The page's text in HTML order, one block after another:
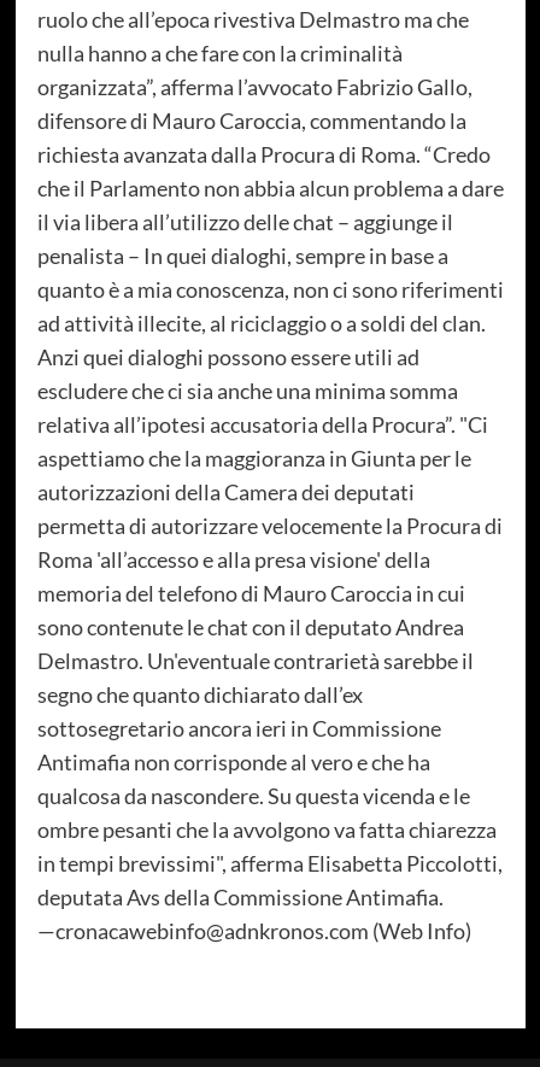
ruolo che all’epoca rivestiva Delmastro ma che
nulla hanno a che fare con la criminalità
organizzata”, afferma l’avvocato Fabrizio Gallo,
difensore di Mauro Caroccia, commentando la
richiesta avanzata dalla Procura di Roma. “Credo
che il Parlamento non abbia alcun problema a dare
il via libera all’utilizzo delle chat – aggiunge il
penalista – In quei dialoghi, sempre in base a
quanto è a mia conoscenza, non ci sono riferimenti
ad attività illecite, al riciclaggio o a soldi del clan.
Anzi quei dialoghi possono essere utili ad
escludere che ci sia anche una minima somma
relativa all’ipotesi accusatoria della Procura”. "Ci
aspettiamo che la maggioranza in Giunta per le
autorizzazioni della Camera dei deputati
permetta di autorizzare velocemente la Procura di
Roma 'all’accesso e alla presa visione' della
memoria del telefono di Mauro Caroccia in cui
sono contenute le chat con il deputato Andrea
Delmastro. Un'eventuale contrarietà sarebbe il
segno che quanto dichiarato dall’ex
sottosegretario ancora ieri in Commissione
Antimafia non corrisponde al vero e che ha
qualcosa da nascondere. Su questa vicenda e le
ombre pesanti che la avvolgono va fatta chiarezza
in tempi brevissimi", afferma Elisabetta Piccolotti,
deputata Avs della Commissione Antimafia.
—cronacawebinfo@adnkronos.com (Web Info)